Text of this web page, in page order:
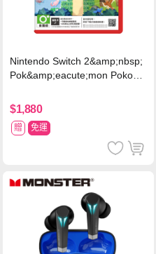
Nintendo Switch 2&amp;nbsp;
Pok&amp;eacute;mon Pokopia
$1,880
贈 免運